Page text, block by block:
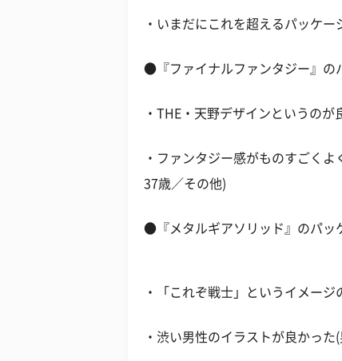
・いまだにこれを超えるパッケ
●『ファイナルファンタジー』の
・THE・天野デザインというの
・ファンタジー感がものすごく
37歳／その他)
●『メタルギアソリッド』のパッ
・「これぞ戦士」というイメー
・渋い男性のイラストが良かった